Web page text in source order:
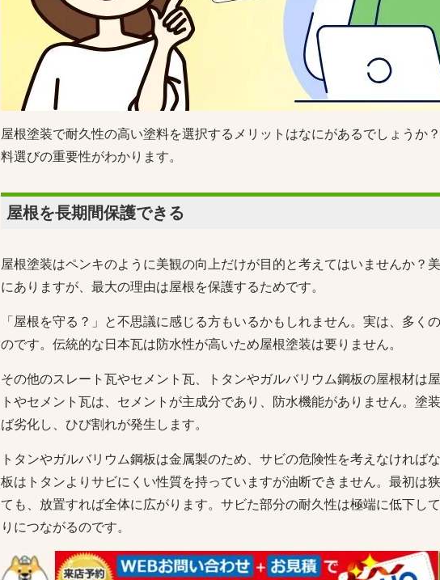
屋根塗装で耐久性の高い塗料を選択するメリットはなにがあるでしょうか
料選びの重要性がわかります。
屋根を長期間保護できる
屋根塗装はペンキのように美観の向上だけが目的と考えてはいませんか？
にありますが、最大の理由は屋根を保護するためです。
「屋根を守る？」と不思議に感じる方もいるかもしれません。実は、多く
のです。伝統的な日本瓦は防水性が高いため屋根塗装は要りません。
その他のスレート瓦やセメント瓦、トタンやガルバリウム鋼板の屋根材は
トやセメント瓦は、セメントが主成分であり、防水機能がありません。塗
ば劣化し、ひび割れが発生します。
トタンやガルバリウム鋼板は金属製のため、サビの危険性を考えなければ
板はトタンよりサビにくい性質を持っていますが油断できません。最初は
ても、放置すれば全体に広がります。サビた部分の耐久性は極端に低下し
りにつながるのです。